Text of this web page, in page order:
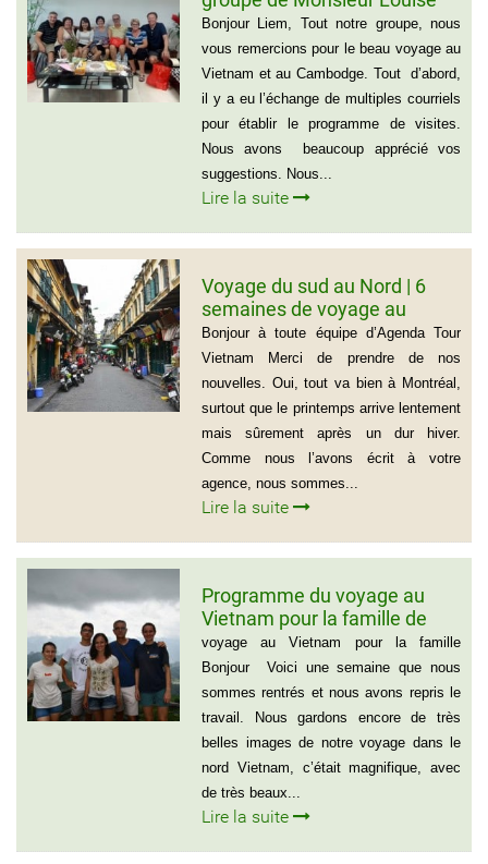
De Seve, 3 semaines
Bonjour Liem, Tout notre groupe, nous
vous remercions pour le beau voyage au
Vietnam et au Cambodge. Tout d’abord,
il y a eu l’échange de multiples courriels
pour établir le programme de visites.
Nous avons beaucoup apprécié vos
suggestions. Nous...
Lire la suite
Voyage du sud au Nord | 6
semaines de voyage au
Vietnam – Madame
Marguerite Côté et Monsieur
Gérald Lafleur – 001 514-355-
9066
Bonjour à toute équipe d’Agenda Tour
Vietnam Merci de prendre de nos
nouvelles. Oui, tout va bien à Montréal,
surtout que le printemps arrive lentement
mais sûrement après un dur hiver.
Comme nous l’avons écrit à votre
agence, nous sommes...
Lire la suite
Programme du voyage au
Vietnam pour la famille de
Mme BEAUGRAND
voyage au Vietnam pour la famille
Bonjour Voici une semaine que nous
sommes rentrés et nous avons repris le
travail. Nous gardons encore de très
belles images de notre voyage dans le
nord Vietnam, c’était magnifique, avec
de très beaux...
Lire la suite